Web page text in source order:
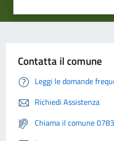
Contatta il comune
Leggi le domande
Richiedi Assistenza
Chiama il comune